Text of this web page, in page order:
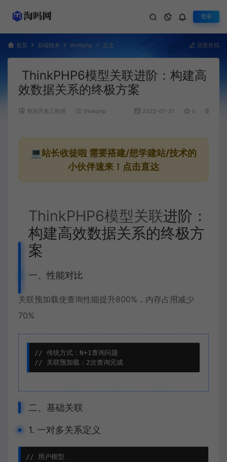
登录
首页 后端技术 thinkphp 正文 我要投稿
ThinkPHP6模型关联进阶：构建高
效数据关系的终极方案
资深开发工程师 thinkphp 2025-07-31 0
💻站长收徒啦 需要搭建/想学建站/技术的
小伙伴速来！点击直达
ThinkPHP6模型关联进阶：
构建高效数据关系的终极方
案
一、性能对比
关联预加载使查询性能提升800%，内存占用减少
70%
// 传统方式：N+1查询问题
// 关联预加载：2次查询完成
二、基础关联
1. 一对多关系定义
// 用户模型